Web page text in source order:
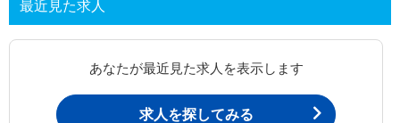
最近見た求人
あなたが最近見た求人を表示します
求人を探してみる